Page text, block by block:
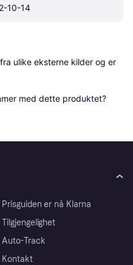
10-14
ulike eksterne kilder og er
med dette produktet?
Prisguiden er nå Klarna
Tilgjengelighet
Auto-Track
Kontakt